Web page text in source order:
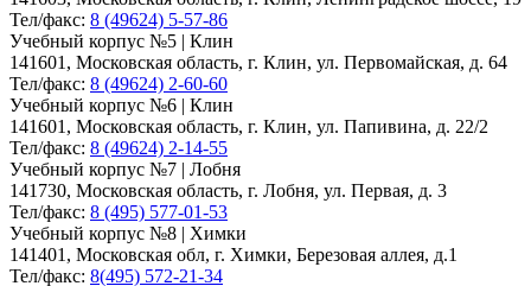
Тел/факс: 8 (49624) 5-57-86
Учебный корпус №5 | Клин
141601, Московская область, г. Клин, ул. Первомайская, д. 64
Тел/факс: 8 (49624) 2-60-60
Учебный корпус №6 | Клин
141601, Московская область, г. Клин, ул. Папивина, д. 22/2
Тел/факс: 8 (49624) 2-14-55
Учебный корпус №7 | Лобня
141730, Московская область, г. Лобня, ул. Первая, д. 3
Тел/факс: 8 (495) 577-01-53
Учебный корпус №8 | Химки
141401, Московская обл, г. Химки, Березовая аллея, д.1
Тел/факс: 8(495) 572-21-34